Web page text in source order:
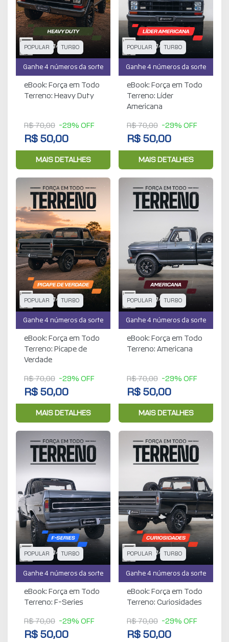
POPULAR TURBO
Ganhe 4 números da sorte
eBook: Força em Todo
Terreno: Heavy Duty
R$ 70,00 -29% OFF
R$ 50,00
MAIS DETALHES
POPULAR TURBO
Ganhe 4 números da sorte
eBook: Força em Todo
Terreno: Líder
Americana
R$ 70,00 -29% OFF
R$ 50,00
MAIS DETALHES
POPULAR TURBO
Ganhe 4 números da sorte
eBook: Força em Todo
Terreno: Picape de
Verdade
R$ 70,00 -29% OFF
R$ 50,00
MAIS DETALHES
POPULAR TURBO
Ganhe 4 números da sorte
eBook: Força em Todo
Terreno: Americana
R$ 70,00 -29% OFF
R$ 50,00
MAIS DETALHES
POPULAR TURBO
Ganhe 4 números da sorte
eBook: Força em Todo
Terreno: F-Series
R$ 70,00 -29% OFF
R$ 50,00
POPULAR TURBO
Ganhe 4 números da sorte
eBook: Força em Todo
Terreno: Curiosidades
R$ 70,00 -29% OFF
R$ 50,00